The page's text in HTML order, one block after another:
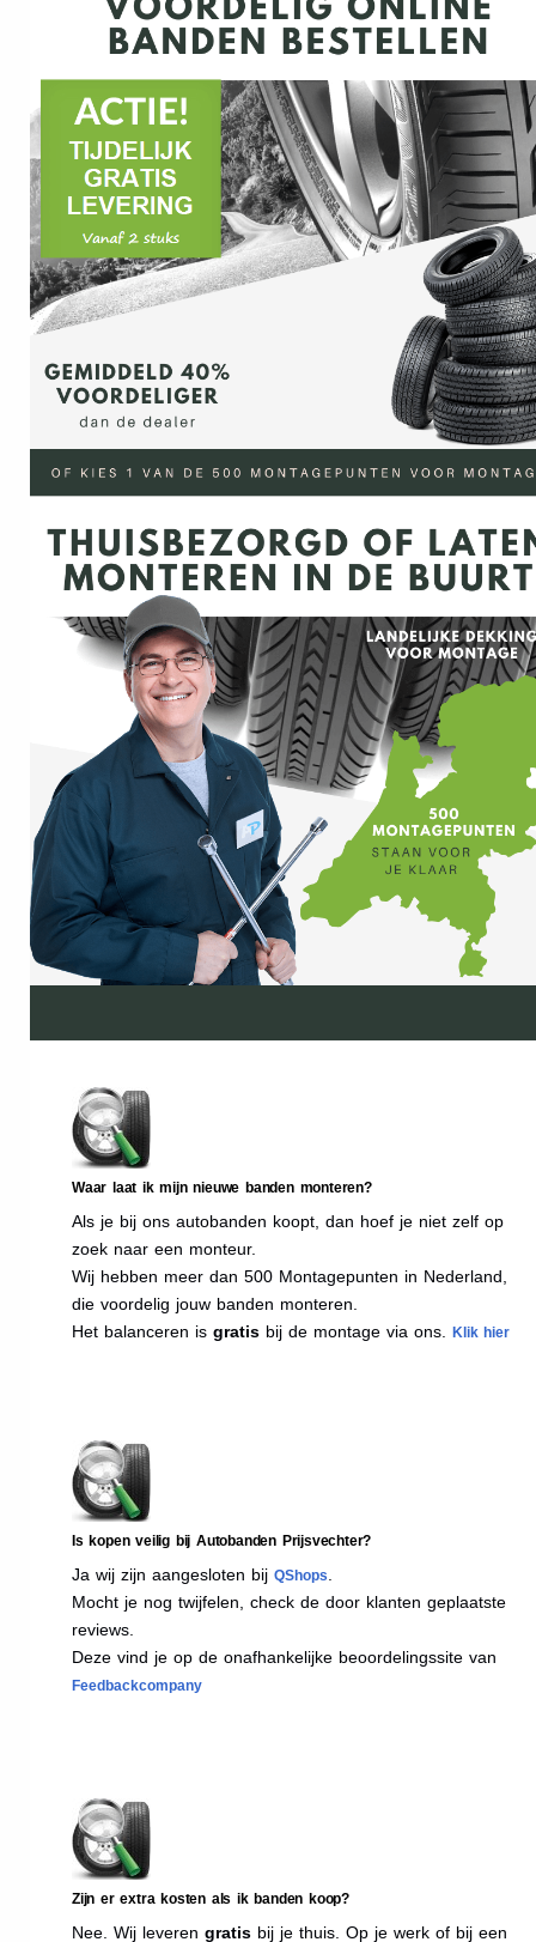
Waar laat ik mijn nieuwe banden monteren?
Als je bij ons autobanden koopt, dan hoef je niet zelf op
zoek naar een monteur.
Wij hebben meer dan 500 Montagepunten in Nederland,
die voordelig jouw banden monteren.
Het balanceren is gratis bij de montage via ons. Klik hier
Is kopen veilig bij Autobanden Prijsvechter?
Ja wij zijn aangesloten bij QShops
Mocht je nog twijfelen, check de door klanten geplaatste
reviews.
Deze vind je op de onafhankelijke beoordelingssite van
Feedbackcompany
Zijn er extra kosten als ik banden koop?
Nee. Wij leveren gratis bij je thuis. Op je werk of bij een